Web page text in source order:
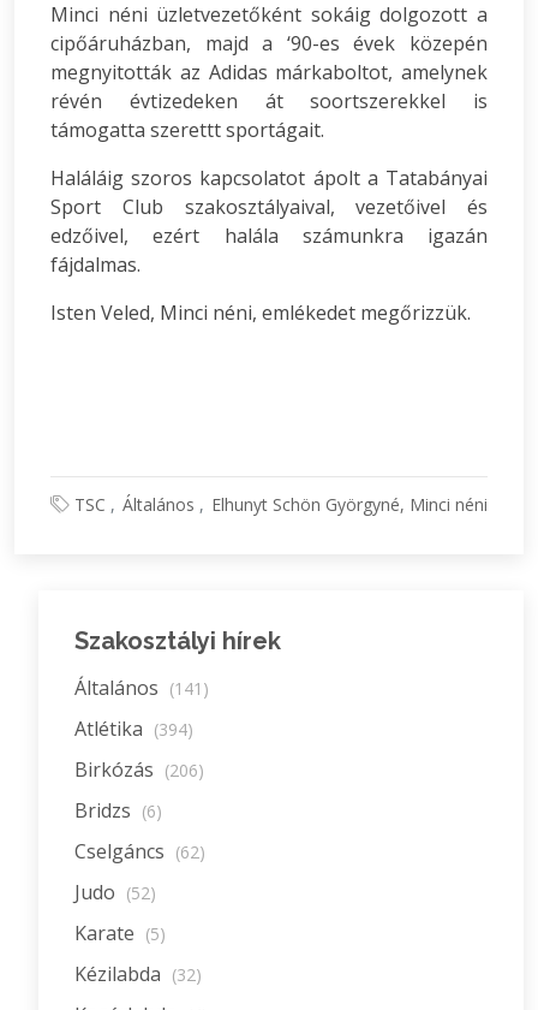
Minci néni üzletvezetőként sokáig dolgozott a
cipőáruházban, majd a ‘90-es évek közepén
megnyitották az Adidas márkaboltot, amelynek
révén évtizedeken át soortszerekkel is
támogatta szerettt sportágait.
Haláláig szoros kapcsolatot ápolt a Tatabányai
Sport Club szakosztályaival, vezetőivel és
edzőivel, ezért halála számunkra igazán
fájdalmas.
Isten Veled, Minci néni, emlékedet megőrizzük.
TSC Általános Elhunyt Schön Györgyné, Minci néni
Szakosztályi hírek
Általános (141)
Atlétika (394)
Birkózás (206)
Bridzs (6)
Cselgáncs (62)
Judo (52)
Karate (5)
Kézilabda (32)